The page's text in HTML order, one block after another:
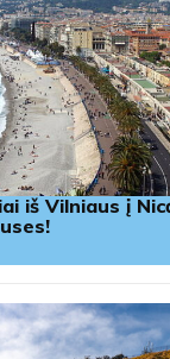
iš Vilniaus į